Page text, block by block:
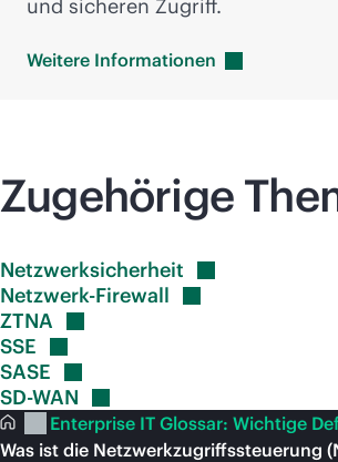
und sicheren Zugriff.
Weitere Informationen
Zugehörige
Netzwerksicherheit
Netzwerk-Firewall
ZTNA
SSE
SASE
SD-WAN
Enterprise IT Glossar: Wichtige
Was ist die Netzwerkzugriffssteuerung